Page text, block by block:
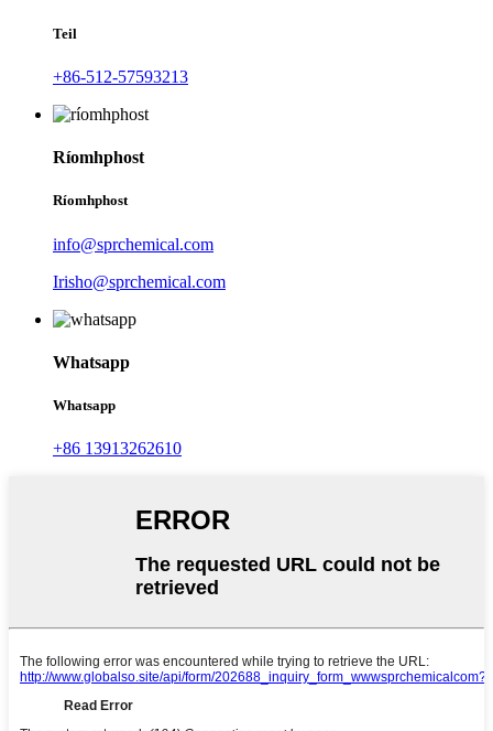
Teil
+86-512-57593213
Ríomhphost
Ríomhphost
info@sprchemical.com
Irisho@sprchemical.com
Whatsapp
Whatsapp
+86 13913262610